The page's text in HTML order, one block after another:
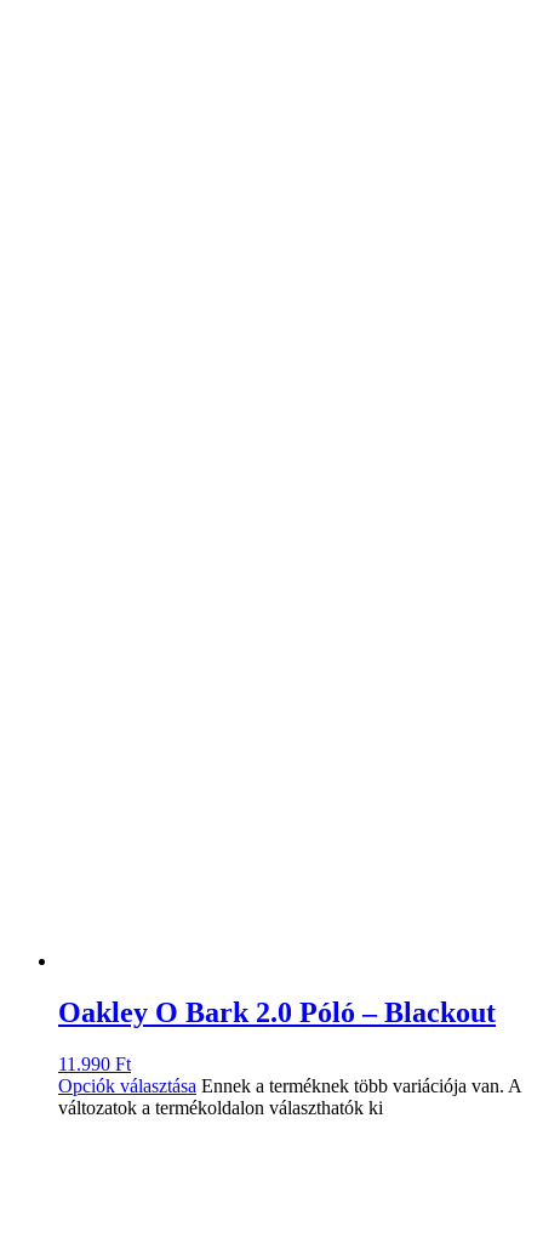
Oakley O Bark 2.0 Póló – Blackout
11.990 Ft
Opciók választása Ennek a terméknek több variációja van. A
változatok a termékoldalon választhatók ki